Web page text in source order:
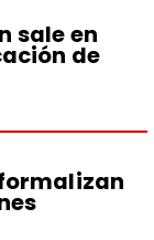
sale en
de